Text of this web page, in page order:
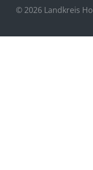
© 2026 Landkreis